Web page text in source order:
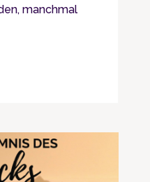
manchmal